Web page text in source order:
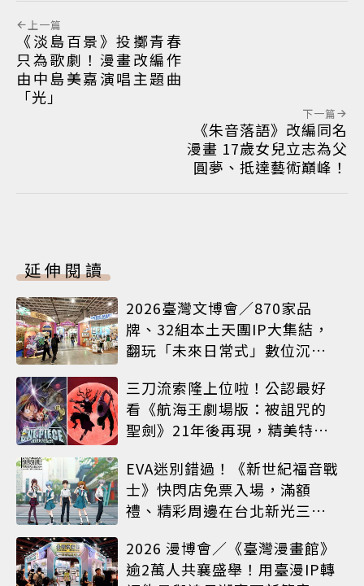
上一篇
《淡島百景》投擲青春
只為歌劇！漫畫改編作
由中島美嘉演唱主題曲
「光」
下一篇
《朱音落語》改編同名
漫畫 17歲女兒立志為父
圓夢、抵達藝術巔峰！
延伸閱讀
2026臺灣文博會／870家品
牌、32組本土天團IP大集結，
翻玩「未來日常式」數位沉浸
三刀流索隆上位啦！公認最好
看《航海王劇場版：被詛咒的
聖劍》21年後再現，精美特典
EVA迷別錯過！《新世紀福音戰
士》快閃店免票入場，滿額
禮、精彩周邊在台北新光三越
2026 漫博會／《臺灣漫畫館》
逾2萬人共襄盛舉！用臺漫IP轉